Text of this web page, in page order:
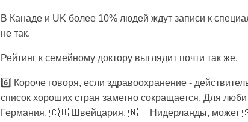
В Канаде и UK более 10% людей ждут записи к
не так.
Рейтинг к семейному доктору выглядит почти так же.
6️⃣ Короче говоря, если здравоохранение -
список хороших стран заметно сокращается. Для
Германия, 🇨🇭 Швейцария, 🇳🇱 Нидерланды, может